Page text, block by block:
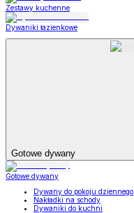
Zestawy kuchenne
Dywaniki łazienkowe
Gotowe dywany
Gotowe dywany
Dywany do pokoju dziennego
Nakładki na schody
Dywaniki do kuchni